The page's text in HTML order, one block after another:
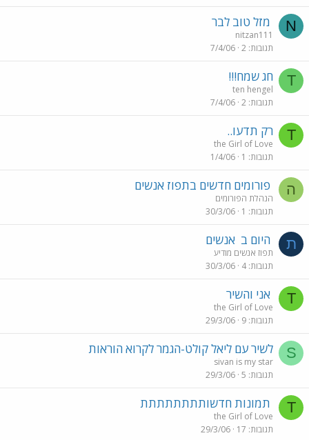
N מזל טוב לבר
nitzan111
תגובות 2
7/4/06
T חג שמח!!!
ten hengel
תגובות 2
7/4/06
T רק תדעו..
the Girl of Love
תגובות 1
1/4/06
ה פורומים חדשים בתפוז אנשים
הנהלת הפורומים
תגובות 1
30/3/06
ת היום ב אנשים
תפוז אנשים מודיע
תגובות 4
30/3/06
T אני והשיר
the Girl of Love
תגובות 9
29/3/06
S לשיר עם ליאל קולט-הגמר לקרוא הוראות
sivan is my star
תגובות 5
29/3/06
T תמונות חדשותתתתתתתת
the Girl of Love
תגובות 17
29/3/06